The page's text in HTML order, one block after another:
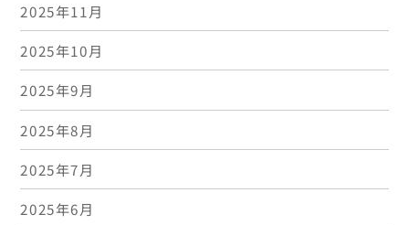
2025年11月
2025年10月
2025年9月
2025年8月
2025年7月
2025年6月